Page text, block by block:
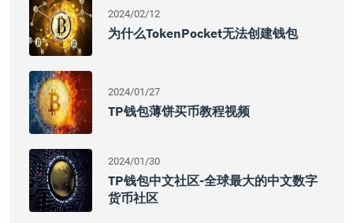
2024/02/12
为什么TokenPocket无法创建钱包
2024/01/27
TP钱包薄饼买币教程视频
2024/01/30
TP钱包中文社区-全球最大的中文数字
货币社区